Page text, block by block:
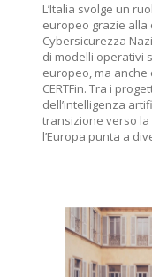
L’Italia svolge un
europeo grazie alla
Cybersicurezza
di modelli operativi
europeo, ma anche
CERTFin. Tra i
dell’intelligenza
transizione verso
l’Europa punta a